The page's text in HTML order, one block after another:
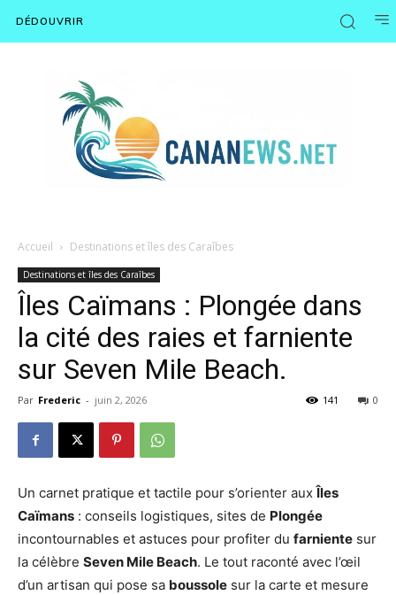
DÉDOUVRIR
Accueil Destinations et îles des Caraîbes
Destinations et îles des Caraîbes
Îles Caïmans : Plongée dans
la cité des raies et farniente
sur Seven Mile Beach.
Par Frederic - juin 2, 2026 0
141
Un carnet pratique et tactile pour s’orienter auxÎles
Caïmans : conseils logistiques, sites de Plongée
incontournables et astuces pour profiter du farniente sur
la célèbre Seven Mile Beach. Le tout raconté avec l’œil
d’un artisan qui pose sa boussole sur la carte et mesure